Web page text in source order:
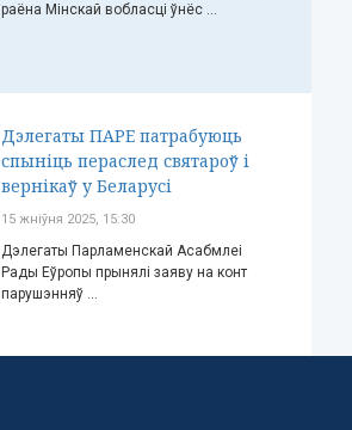
раёна Мінскай вобласці ўнёс ...
Дэлегаты ПАРЕ патрабуюць
спыніць пераслед святароў і
вернікаў у Беларусі
15 жніўня 2025, 15:30
Дэлегаты Парламенскай Асабмлеі
Рады Еўропы прынялі заяву на конт
парушэнняў ...